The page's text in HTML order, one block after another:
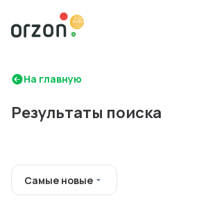
На главную
Результаты поиска
Самые новые